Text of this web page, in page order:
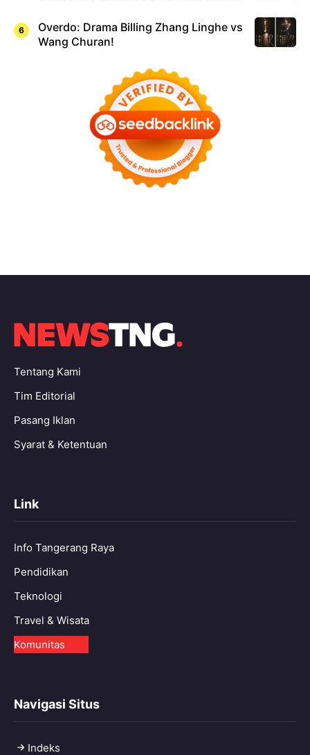
Overdo: Drama Billing Zhang Linghe vs
Wang Churan!
Tentang Kami
Tim Editorial
Pasang Iklan
Syarat & Ketentuan
Link
Info Tangerang Raya
Pendidikan
Teknologi
Travel & Wisata
Komunitas
Navigasi Situs
Indeks